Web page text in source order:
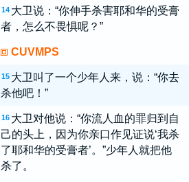
14 大卫说：“你伸手杀害耶和华的受膏
者，怎么不畏惧呢？”
CUVMPS
15 大卫叫了一个少年人来，说：“你去
杀他吧！”
16 大卫对他说：“你流人血的罪归到自
己的头上，因为你亲口作见证说‘我杀
了耶和华的受膏者’。”少年人就把他
杀了。